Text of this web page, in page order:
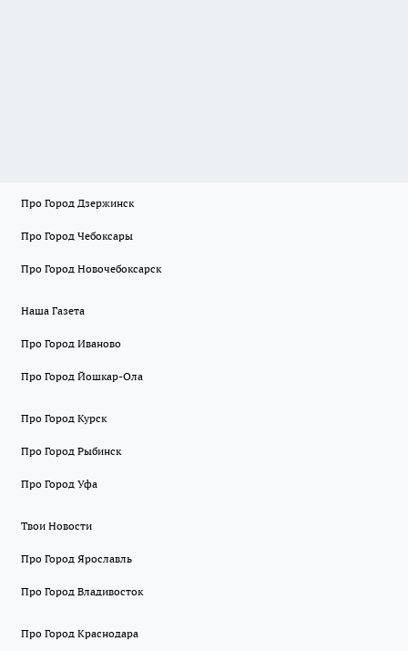
Про Город Дзержинск
Про Город Чебоксары
Про Город Новочебоксарск
Наша Газета
Про Город Иваново
Про Город Йошкар-Ола
Про Город Курск
Про Город Рыбинск
Про Город Уфа
Твои Новости
Про Город Ярославль
Про Город Владивосток
Про Город Краснодара